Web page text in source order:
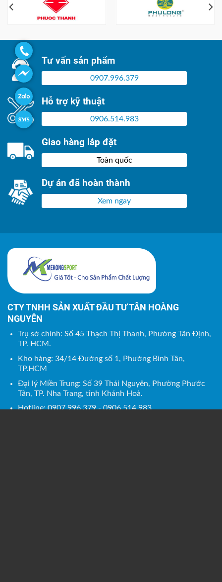
Tư vấn sản phẩm
0907.996.379
Hỗ trợ kỹ thuật
0906.514.983
Giao hàng lắp đặt
Toàn quốc
Dự án đã hoàn thành
Xem ngay
CTY TNHH SẢN XUẤT ĐẦU TƯ TÂN HOÀNG
NGUYÊN
Trụ sở chính: Số 45 Thạch Thị Thanh, Phường Tân Định,
TP. HCM.
Kho hàng: 34/14 Đường số 1, Phường Bình Tân,
TP.HCM
Đại lý Miền Trung: Số 39 Thái Nguyên, Phường Phước
Tân, TP. Nha Trang, tỉnh Khánh Hoà.
Hotline: 0907.996.379 - 0906.514.983